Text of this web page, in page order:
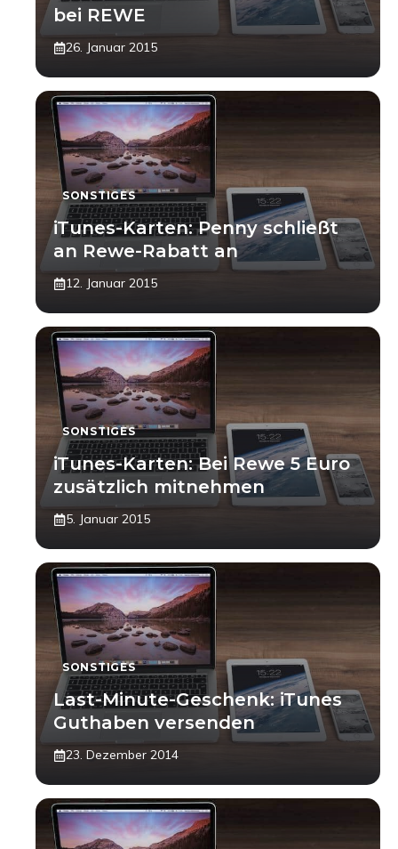
bei REWE
26. Januar 2015
SONSTIGES
iTunes-Karten: Penny schließt
an Rewe-Rabatt an
12. Januar 2015
SONSTIGES
iTunes-Karten: Bei Rewe 5 Euro
zusätzlich mitnehmen
5. Januar 2015
SONSTIGES
Last-Minute-Geschenk: iTunes
Guthaben versenden
23. Dezember 2014